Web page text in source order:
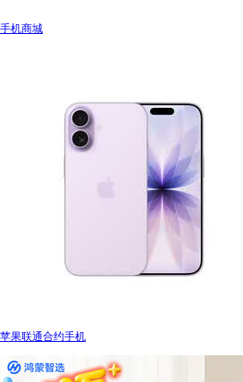
手机商城
苹果联通合约手机